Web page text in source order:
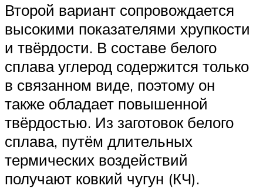
Второй вариант сопровождается
высокими показателями хрупкости
и твёрдости. В составе белого
сплава углерод содержится только
в связанном виде, поэтому он
также обладает повышенной
твёрдостью. Из заготовок белого
сплава, путём длительных
термических воздействий
получают ковкий чугун (КЧ).